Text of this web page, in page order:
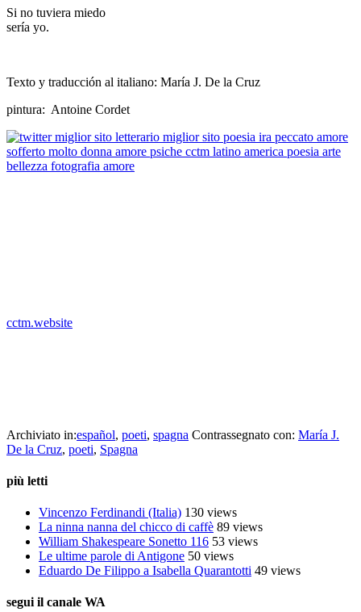
Si no tuviera miedo
sería yo.
Texto y traducción al italiano: María J. De la Cruz
pintura: Antoine Cordet
cctm.website
Archiviato in:español, poeti, spagna Contrassegnato con: María J.
De la Cruz, poeti, Spagna
più letti
Vincenzo Ferdinandi (Italia) 130 views
La ninna nanna del chicco di caffè 89 views
William Shakespeare Sonetto 116 53 views
Le ultime parole di Antigone 50 views
Eduardo De Filippo a Isabella Quarantotti 49 views
segui il canale WA